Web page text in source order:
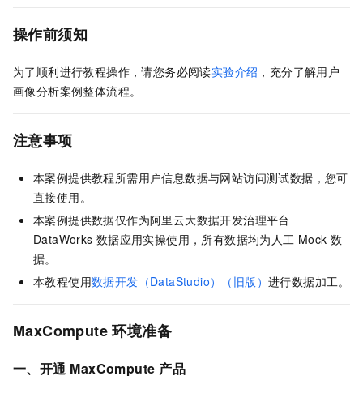
操作前须知
为了顺利进行教程操作，请您务必阅读实验介绍 ，充分了解用户
画像分析案例整体流程。
注意事项
本案例提供教程所需用户信息数据与网站访问测试数据，您可
直接使用。
本案例提供数据仅作为阿里云大数据开发治理平台
DataWorks 数据应用实操使用，所有数据均为人工 Mock 数
据。
本教程使用数据开发（DataStudio）（旧版） 进行数据加工。
MaxCompute 环境准备
一、开通 MaxCompute 产品